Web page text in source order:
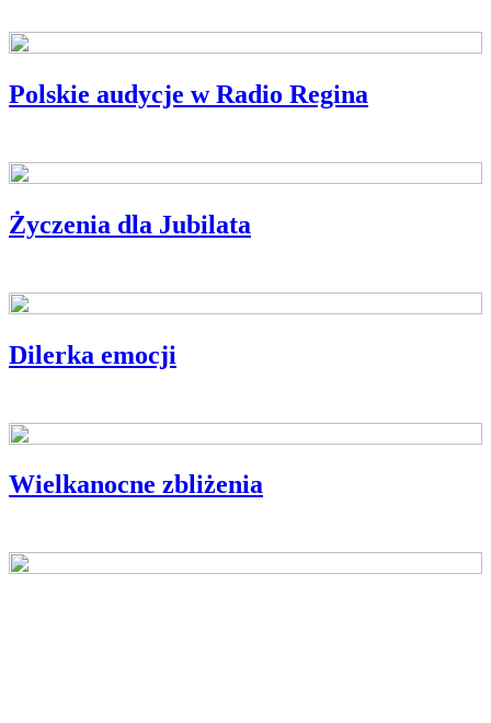
Polskie audycje w Radio Regina
Życzenia dla Jubilata
Dilerka emocji
Wielkanocne zbliżenia